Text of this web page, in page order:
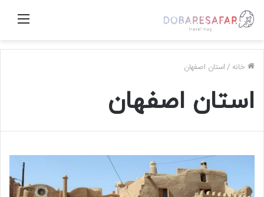
منو
خانه /استان اصفهان
استان اصفهان